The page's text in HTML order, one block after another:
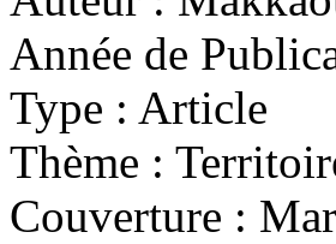
Année de
Type : Article
Thème :
Couverture :